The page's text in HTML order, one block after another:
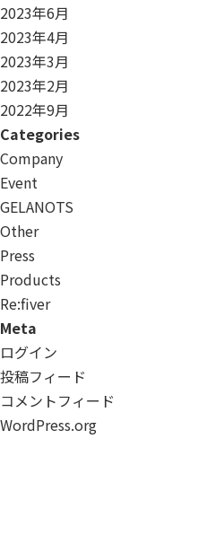
2023年6月
2023年4月
2023年3月
2023年2月
2022年9月
Categories
Company
Event
GELANOTS
Other
Press
Products
Re:ﬁver
Meta
ログイン
投稿フィード
コメントフィード
WordPress.org